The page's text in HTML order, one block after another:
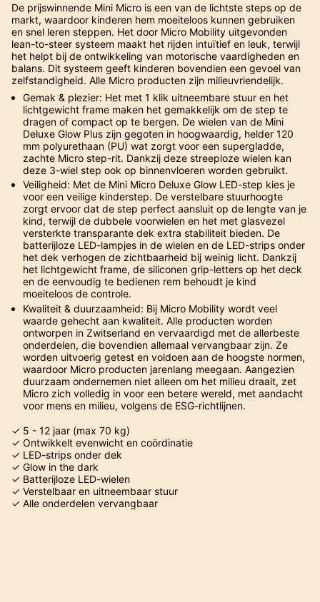
De prijswinnende Mini Micro is een van de lichtste steps op de
markt, waardoor kinderen hem moeiteloos kunnen gebruiken
en snel leren steppen. Het door Micro Mobility uitgevonden
lean-to-steer systeem maakt het rijden intuïtief en leuk, terwijl
het helpt bij de ontwikkeling van motorische vaardigheden en
balans. Dit systeem geeft kinderen bovendien een gevoel van
zelfstandigheid. Alle Micro producten zijn milieuvriendelijk.
Gemak & plezier: Het met 1 klik uitneembare stuur en het
lichtgewicht frame maken het gemakkelijk om de step te
dragen of compact op te bergen. De wielen van de Mini
Deluxe Glow Plus zijn gegoten in hoogwaardig, helder 120
mm polyurethaan (PU) wat zorgt voor een supergladde,
zachte Micro step-rit. Dankzij deze streeploze wielen kan
deze 3-wiel step ook op binnenvloeren worden gebruikt.
Veiligheid: Met de Mini Micro Deluxe Glow LED-step kies je
voor een veilige kinderstep. De verstelbare stuurhoogte
zorgt ervoor dat de step perfect aansluit op de lengte van je
kind, terwijl de dubbele voorwielen en het met glasvezel
versterkte transparante dek extra stabiliteit bieden. De
batterijloze LED-lampjes in de wielen en de LED-strips onder
het dek verhogen de zichtbaarheid bij weinig licht. Dankzij
het lichtgewicht frame, de siliconen grip-letters op het deck
en de eenvoudig te bedienen rem behoudt je kind
moeiteloos de controle.
Kwaliteit & duurzaamheid: Bij Micro Mobility wordt veel
waarde gehecht aan kwaliteit. Alle producten worden
ontworpen in Zwitserland en vervaardigd met de allerbeste
onderdelen, die bovendien allemaal vervangbaar zijn. Ze
worden uitvoerig getest en voldoen aan de hoogste normen,
waardoor Micro producten jarenlang meegaan. Aangezien
duurzaam ondernemen niet alleen om het milieu draait, zet
Micro zich volledig in voor een betere wereld, met aandacht
voor mens en milieu, volgens de ESG-richtlijnen.
✓ 5 - 12 jaar (max 70 kg)
✓ Ontwikkelt evenwicht en coördinatie
✓ LED-strips onder dek
✓ Glow in the dark
✓ Batterijloze LED-wielen
✓ Verstelbaar en uitneembaar stuur
✓ Alle onderdelen vervangbaar